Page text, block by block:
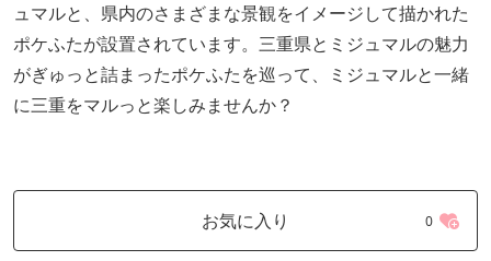
ュマルと、県内のさまざまな景観をイメージして描かれた
ポケふたが設置されています。三重県とミジュマルの魅力
がぎゅっと詰まったポケふたを巡って、ミジュマルと一緒
に三重をマルっと楽しみませんか？
お気に入り 0